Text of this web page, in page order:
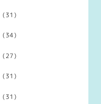
(31)
(34)
(27)
(31)
(31)